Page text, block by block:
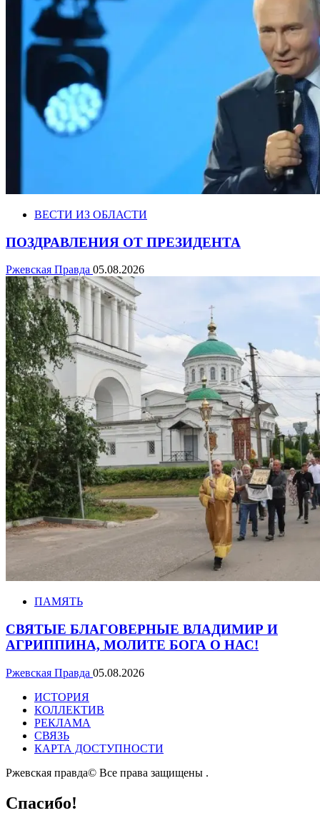
ВЕСТИ ИЗ ОБЛАСТИ
ПОЗДРАВЛЕНИЯ ОТ ПРЕЗИДЕНТА
Ржевская Правда 05.08.2026
ПАМЯТЬ
СВЯТЫЕ БЛАГОВЕРНЫЕ ВЛАДИМИР И
АГРИППИНА, МОЛИТЕ БОГА О НАС!
Ржевская Правда 05.08.2026
ИСТОРИЯ
КОЛЛЕКТИВ
РЕКЛАМА
СВЯЗЬ
КАРТА ДОСТУПНОСТИ
Ржевская правда© Все права защищены .
Спасибо!